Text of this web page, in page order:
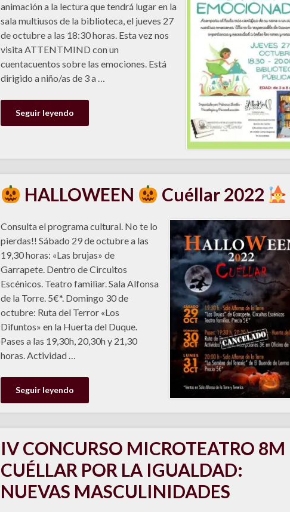
animación a la lectura que tendrá lugar en la
sala multiusos de la biblioteca, el jueves 27
de octubre a las 18:30 horas. Esta vez nos
visita ATTENTMIND con un
cuentacuentos sobre las emociones. Está
dirigido a niño/as de 3 a …
Seguir leyendo
HALLOWEEN Cuéllar 2022
Consulta el programa cultural. No te lo
pierdas!! Sábado 29 de octubre a las
19,30 horas: «Las brujas» de
Garrapete. Dentro de Circuitos
Escénicos. Teatro familiar. Sala Alfonsa
de la Torre. 5€*. Domingo 30 de
octubre: Ruta del Terror «Los
Difuntos» en la Huerta del Duque.
Pases a las 19,30h, 20,30h y 21,30
horas. Actividad …
Seguir leyendo
IV CONCURSO MICROTEATRO 8M
CUÉLLAR POR LA IGUALDAD:
NUEVAS MASCULINIDADES